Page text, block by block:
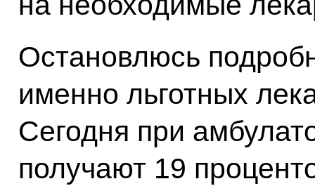
Остановлюсь
именно льготных
Сегодня при
получают 19